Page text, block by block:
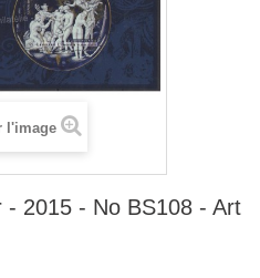
l'image
- 2015 - No BS108 - Art